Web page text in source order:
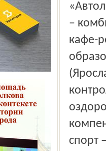
–
кафе-
спорт